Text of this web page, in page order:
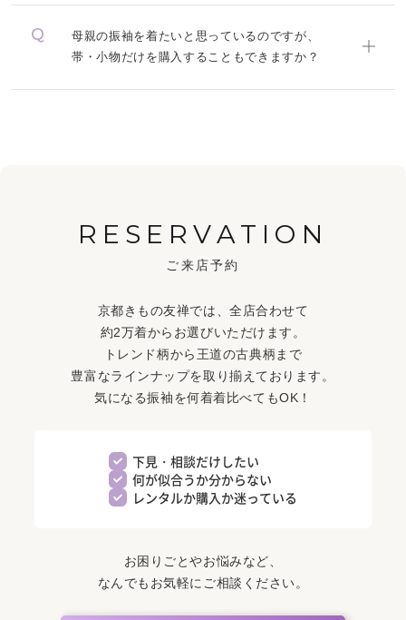
母親の振袖を着たいと思っているのですが、
帯・小物だけを購入することもできますか？
RESERVATION
ご来店予約
京都きもの友禅では、全店合わせて
約2万着からお選びいただけます。
トレンド柄から王道の古典柄まで
豊富なラインナップを取り揃えております。
気になる振袖を何着着比べてもOK！
下見・相談だけしたい
何が似合うか分からない
レンタルか購入か迷っている
お困りごとやお悩みなど、
なんでもお気軽にご相談ください。